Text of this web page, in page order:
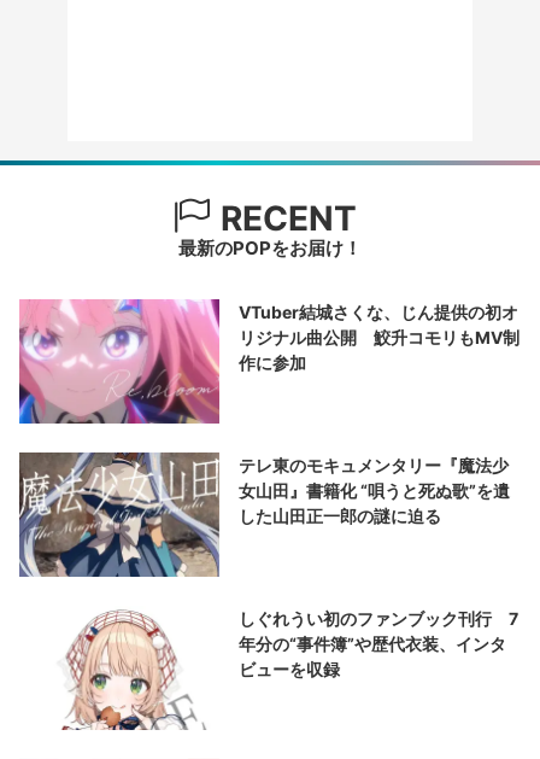
RECENT
最新のPOPをお届け！
VTuber結城さくな、じん提供の初オ
リジナル曲公開 鮫升コモリもMV制
作に参加
テレ東のモキュメンタリー『魔法少
女山田』書籍化 “唄うと死ぬ歌”を遺
した山田正一郎の謎に迫る
しぐれうい初のファンブック刊行 7
年分の“事件簿”や歴代衣装、インタ
ビューを収録